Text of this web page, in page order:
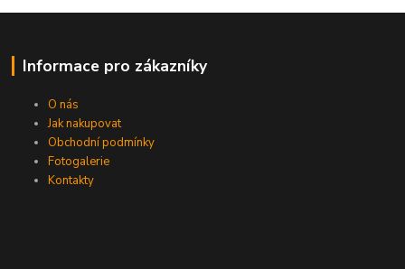
Informace pro zákazníky
O nás
Jak nakupovat
Obchodní podmínky
Fotogalerie
Kontakty